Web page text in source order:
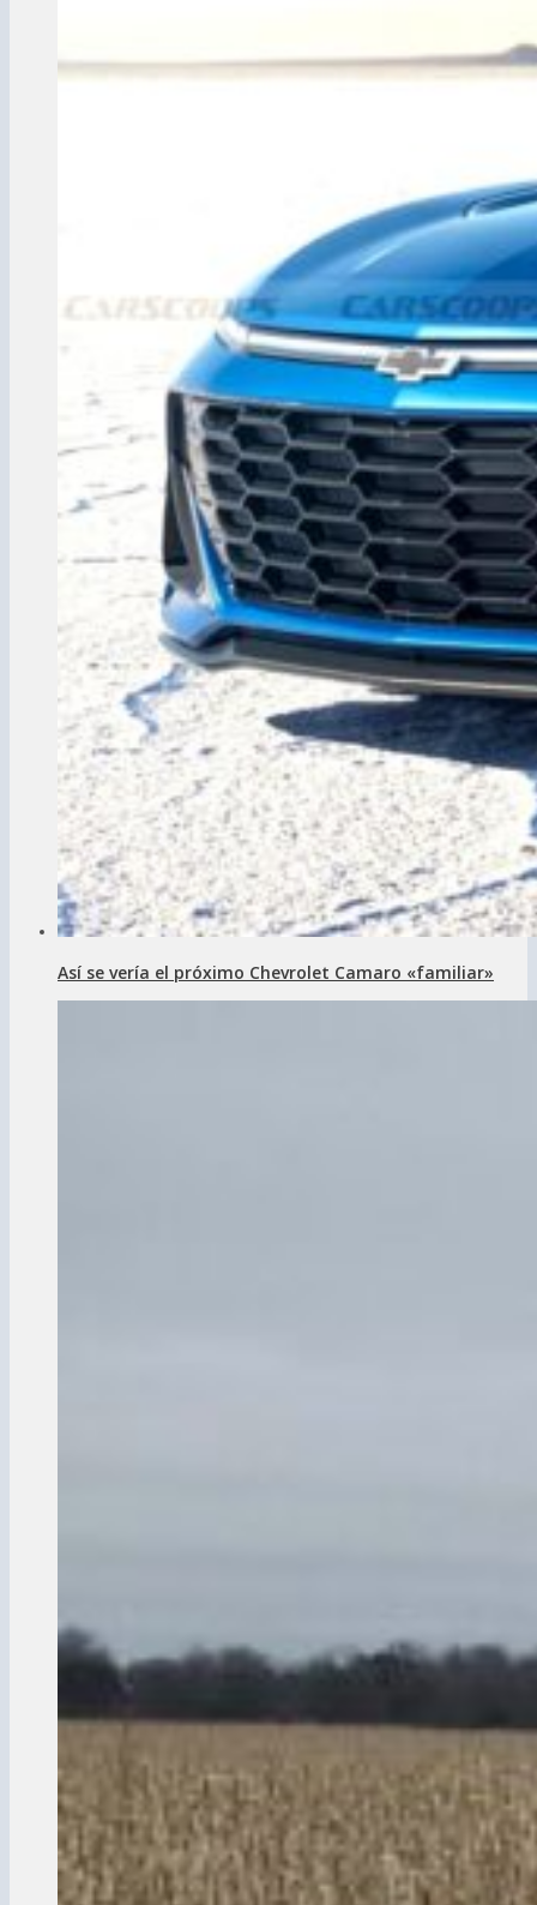
Así se vería el próximo Chevrolet Camaro «familiar»